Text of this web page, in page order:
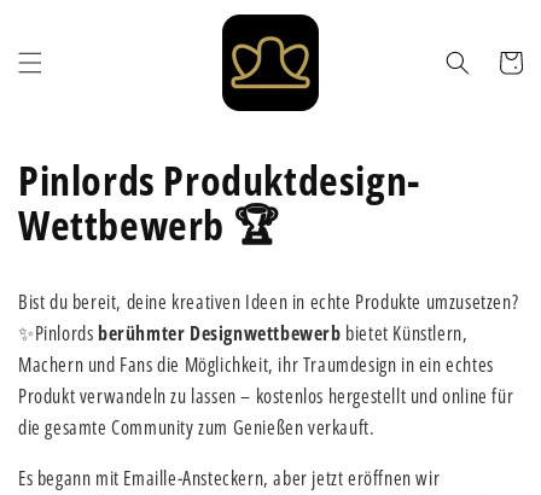
Inhalt
Pinlords Produktdesign-
Wettbewerb 🏆
Bist du bereit, deine kreativen Ideen in echte Produkte umzusetzen?
✨Pinlords berühmter Designwettbewerb bietet Künstlern,
Machern und Fans die Möglichkeit, ihr Traumdesign in ein echtes
Produkt verwandeln zu lassen – kostenlos hergestellt und online für
die gesamte Community zum Genießen verkauft.
Es begann mit Emaille-Ansteckern, aber jetzt eröffnen wir